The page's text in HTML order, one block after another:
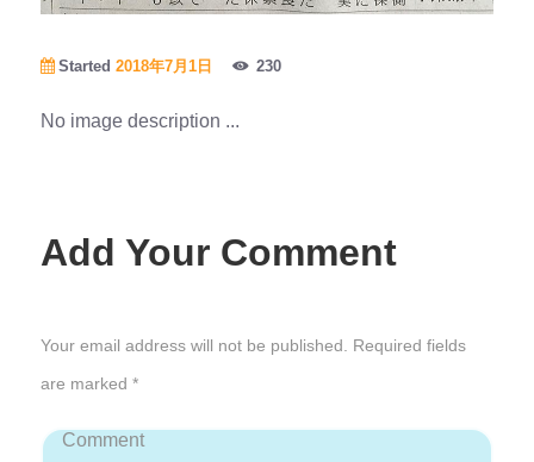
Started 2018年7月1日 230
No image description ...
Add Your Comment
Your email address will not be published. Required fields
are marked *